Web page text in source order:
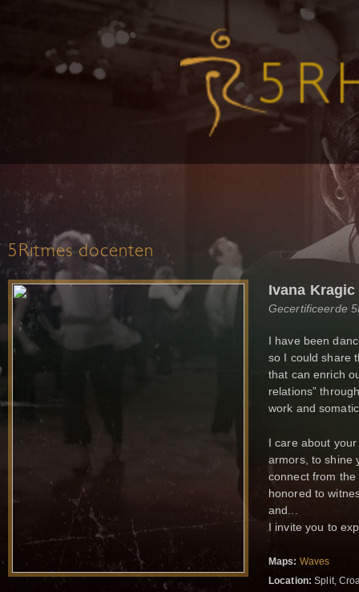
5Ritmes docenten
Ivana Kragic
Gecertificeerde
I have been
so I could share
that can enrich
relations”
work and
I care about
armors, to shine
connect from
honored to
and...
I invite you to
Maps: Waves
Location: Split,